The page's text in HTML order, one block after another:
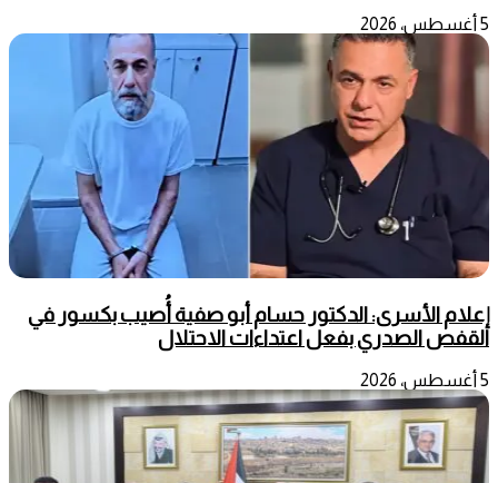
5 أغسطس، 2026
إعلام الأسرى: الدكتور حسام أبو صفية أُصيب بكسور في
القفص الصدري بفعل اعتداءات الاحتلال
5 أغسطس، 2026